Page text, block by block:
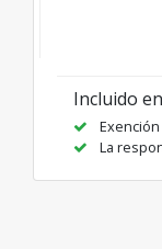
Incluido
La